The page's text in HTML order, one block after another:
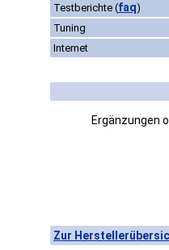
Testberichte (faq)
Tuning
Internet
Ergänzungen
Zur